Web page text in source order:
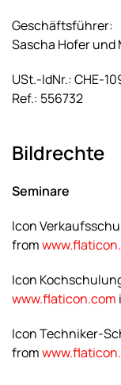
Geschäftsführer:
Sascha Hofer
USt.-IdNr.: CHE-
Ref.: 556732
Bildrechte
Seminare
Icon
from
Icon
www.flaticon.com
Icon Techniker-
from